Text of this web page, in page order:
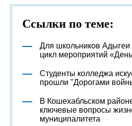
Ссылки по теме:
Для школьников Адыгеи
цикл мероприятий
Студенты колледжа
прошли "Дорогами
В Кошехабльском
ключевые вопросы
муниципалитета